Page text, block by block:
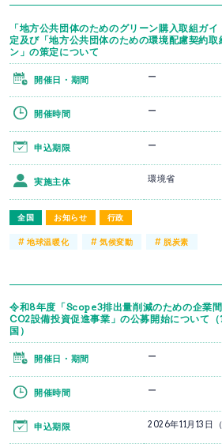
「地方公共団体のためのグリーン購入取組ガ
定及び「地方公共団体のための環境配慮契約取
ン」の策定について
全国 お知らせ 行政
開催日・期間 ー
開催時間 ー
申込期限 ー
実施主体 環境省
#地球温暖化 # 気候変動 #脱炭素
令和8年度「Scope3排出量削減のための企業
CO2設備投資促進事業」の公募開始について
国）
開催日・期間 ー
開催時間 ー
申込期限 2026年11月13日